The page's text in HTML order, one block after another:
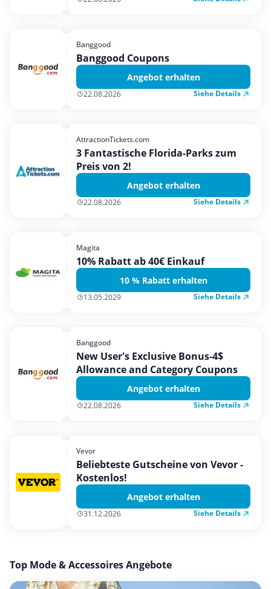
Banggood
Banggood Coupons
Angebot erhalten
22.08.2026 Siehe Details
AttractionTickets.com
3 Fantastische Florida-Parks zum
Preis von 2!
Angebot erhalten
22.08.2026 Siehe Details
Magita
10% Rabatt ab 40€ Einkauf
10 % Rabatt erhalten
13.05.2029 Siehe Details
Banggood
New User's Exclusive Bonus-4$
Allowance and Category Coupons
Angebot erhalten
22.08.2026 Siehe Details
Vevor
Beliebteste Gutscheine von Vevor -
Kostenlos!
Angebot erhalten
31.12.2026 Siehe Details
Top Mode & Accessoires Angebote